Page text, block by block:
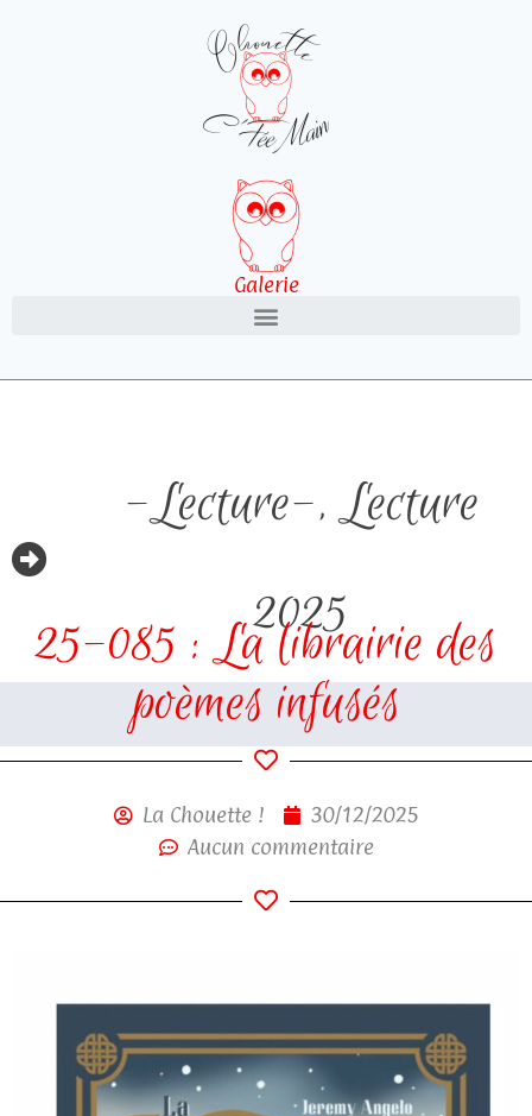
Galerie
-Lecture-,Lecture
2025
25-085 : La librairie des
poèmes infusés
La Chouette !
30/12/2025
Aucun commentaire